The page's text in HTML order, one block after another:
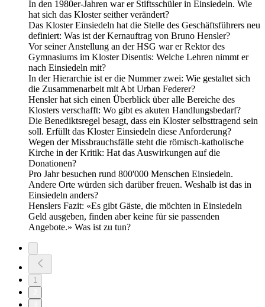
In den 1980er-Jahren war er Stiftsschüler in Einsiedeln. Wie
hat sich das Kloster seither verändert?
Das Kloster Einsiedeln hat die Stelle des Geschäftsführers neu
definiert: Was ist der Kernauftrag von Bruno Hensler?
Vor seiner Anstellung an der HSG war er Rektor des
Gymnasiums im Kloster Disentis: Welche Lehren nimmt er
nach Einsiedeln mit?
In der Hierarchie ist er die Nummer zwei: Wie gestaltet sich
die Zusammenarbeit mit Abt Urban Federer?
Hensler hat sich einen Überblick über alle Bereiche des
Klosters verschafft: Wo gibt es akuten Handlungsbedarf?
Die Benediktsregel besagt, dass ein Kloster selbsttragend sein
soll. Erfüllt das Kloster Einsiedeln diese Anforderung?
Wegen der Missbrauchsfälle steht die römisch-katholische
Kirche in der Kritik: Hat das Auswirkungen auf die
Donationen?
Pro Jahr besuchen rund 800'000 Menschen Einsiedeln.
Andere Orte würden sich darüber freuen. Weshalb ist das in
Einsiedeln anders?
Henslers Fazit: «Es gibt Gäste, die möchten in Einsiedeln
Geld ausgeben, finden aber keine für sie passenden
Angebote.» Was ist zu tun?
1